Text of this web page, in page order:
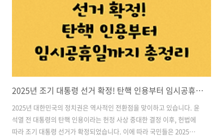
알바 신청 방법 6. 꿀팁! 선거 알바 ..
2025년 조기 대통령 선거 확정! 탄핵 인용부터 임시공휴일까지 총정리
2025년 대한민국의 정치권은 역사적인 전환점을 맞이하고 있습니다. 윤
석열 전 대통령의 탄핵 인용이라는 헌정 사상 중대한 결정 이후, 헌법에
따라 조기 대통령 선거가 확정되었습니다. 이에 따라 국민들은 2025년 6